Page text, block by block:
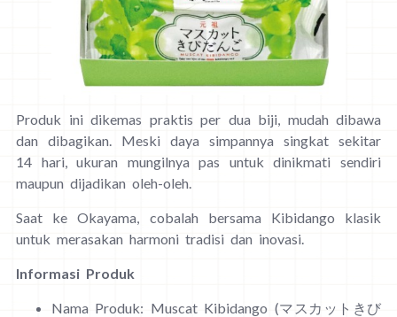
Produk ini dikemas praktis per dua biji, mudah dibawa
dan dibagikan. Meski daya simpannya singkat sekitar
14 hari, ukuran mungilnya pas untuk dinikmati sendiri
maupun dijadikan oleh-oleh.
Saat ke Okayama, cobalah bersama Kibidango klasik
untuk merasakan harmoni tradisi dan inovasi.
Informasi Produk
Nama Produk: Muscat Kibidango (マスカットきび